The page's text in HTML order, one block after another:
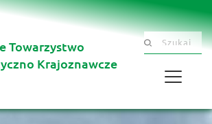
narzędzi
Towarzystwo
Krajoznawcze
Szukaj .......